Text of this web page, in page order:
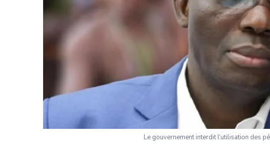
Le gouvernement interdit l’utilisation des